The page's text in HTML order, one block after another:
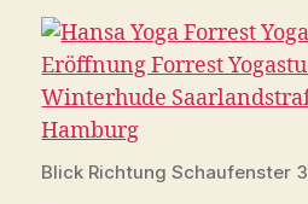
Blick Richtung Schaufenster 3